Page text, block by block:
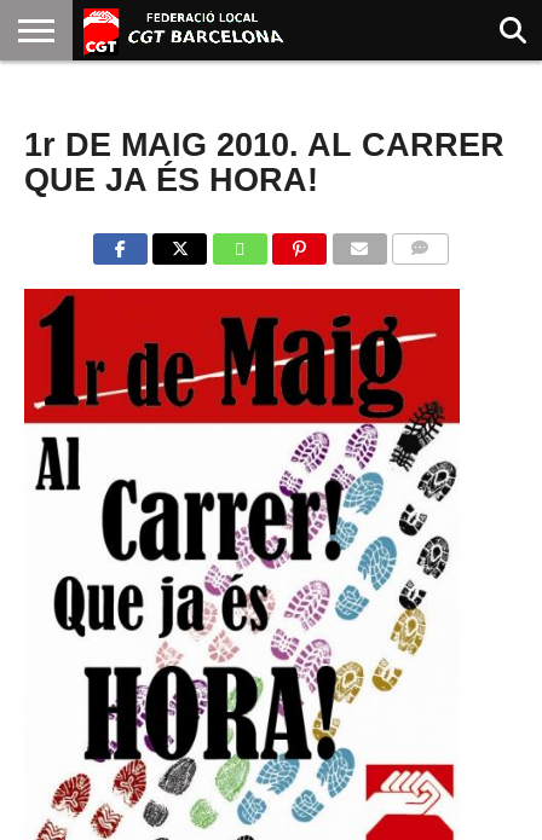
GOLDMAN
1r DE MAIG 2010. AL CARRER
QUE JA ÉS HORA!